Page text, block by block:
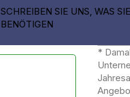
SCHREIBEN SIE UNS, WAS SIE
BENÖTIGEN
*